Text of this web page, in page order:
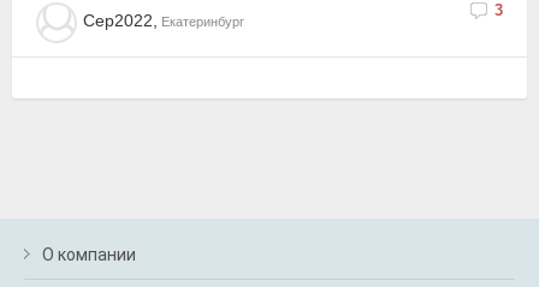
3
Сер2022, Екатеринбург
О компании